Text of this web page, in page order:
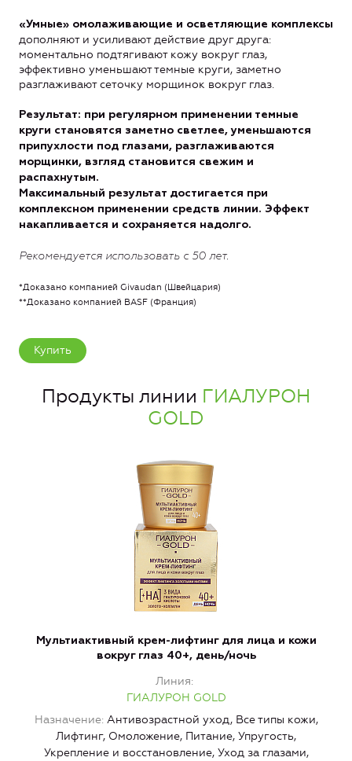
«Умные» омолаживающие и осветляющие комплексы
дополняют и усиливают действие друг друга:
моментально подтягивают кожу вокруг глаз,
эффективно уменьшают темные круги, заметно
разглаживают сеточку морщинок вокруг глаз.
Результат: при регулярном применении темные
круги становятся заметно светлее, уменьшаются
припухлости под глазами, разглаживаются
морщинки, взгляд становится свежим и
распахнутым.
Максимальный результат достигается при
комплексном применении средств линии. Эффект
накапливается и сохраняется надолго.
Рекомендуется использовать с 50 лет.
*Доказано компанией Givaudan (Швейцария)
**Доказано компанией BASF (Франция)
Купить
Продукты линии ГИАЛУРОН
GOLD
Мультиактивный крем-лифтинг для лица и кожи
вокруг глаз 40+, день/ночь
Линия
ГИАЛУРОН GOLD
Назначение Антивозрастной уход, Все типы кожи,
Лифтинг, Омоложение, Питание, Упругость,
Укрепление и восстановление, Уход за глазами,